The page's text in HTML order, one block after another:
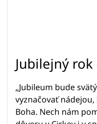
Jubilejný
„Jubileum bude
vyznačovať
Boha. Nech nám